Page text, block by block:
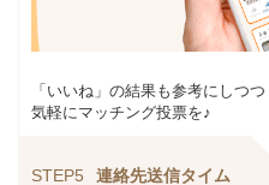
「いいね」の結果も参考にしつつ
気軽にマッチング投票を♪
STEP5 連絡先送信タイム